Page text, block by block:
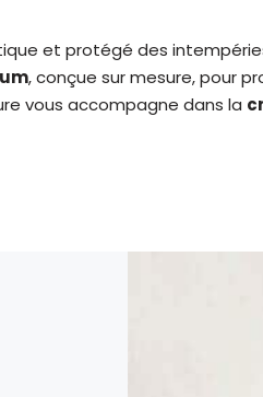
et protégé des
, conçue sur mesure, pour
vous accompagne dans la